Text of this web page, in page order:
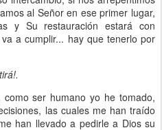
al Señor en ese primer lugar,
y Su restauración estará con
a cumplir... hay que tenerlo por
ser humano yo he tomado,
las cuales me han traído
han llevado a pedirle a Dios su